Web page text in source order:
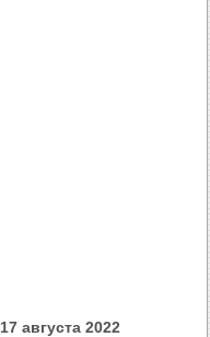
17 августа 2022